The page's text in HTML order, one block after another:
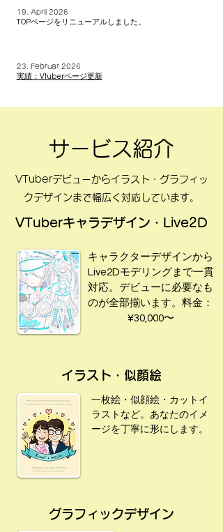
19. April 2026
TOPページをリニューアルしました。
23. Februar 2026
実績：Vtuberページ更新
サービス紹介
VTuberデビューからイラスト・グラフィッ
クデザインまで幅広く対応しています。
VTuberキャラデザイン・Live2D
キャラクターデザインから
Live2Dモデリングまで一貫
対応。デビューに必要なも
のが全部揃います。料金：
¥30,000〜
イラスト・似顔絵
一枚絵・似顔絵・カットイ
ラストなど。あなたのイメ
ージを丁寧に形にします。
グラフィックデザイン